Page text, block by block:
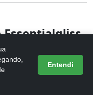
Essentialgliss
1200W,
Entendi